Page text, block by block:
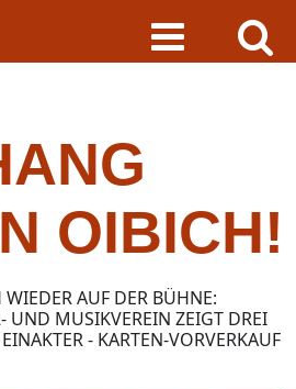
OIBICH!
WIEDER AUF DER BÜHNE:
UND MUSIKVEREIN ZEIGT DREI
- KARTEN-VORVERKAUF